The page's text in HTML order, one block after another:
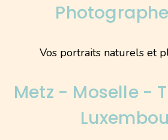
Vos portraits naturels et
Metz - Moselle -